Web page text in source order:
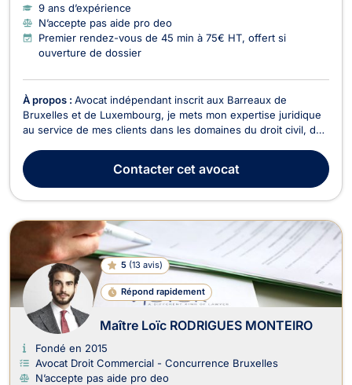
9 ans d’expérience
N’accepte pas aide pro deo
Premier rendez-vous de 45 min à 75€ HT, offert si
ouverture de dossier
À propos : Avocat indépendant inscrit aux Barreaux de
Bruxelles et de Luxembourg, je mets mon expertise juridique
au service de mes clients dans les domaines du droit civil, du
français, anglais et néerlandais, ce qui me permet
d’accompagner efficacement une clientèle dive...
Contactercet avocat
5 (13 avis)
Répond rapidement
Maître Loïc RODRIGUES MONTEIRO
Fondé en 2015
Avocat Droit Commercial - Concurrence Bruxelles
N’accepte pas aide pro deo